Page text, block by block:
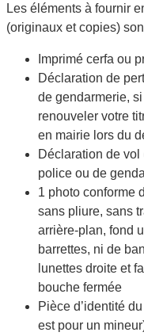
Les éléments à fournir
(originaux et copies)
Imprimé cerfa ou
Déclaration de
de gendarmerie,
renouveler votre
en mairie lors du
Déclaration de vol
police ou de
1 photo conforme
sans pliure, sans
arrière-plan, fond
barrettes, ni de
lunettes droite et
bouche fermée
Pièce d’identité
est pour un